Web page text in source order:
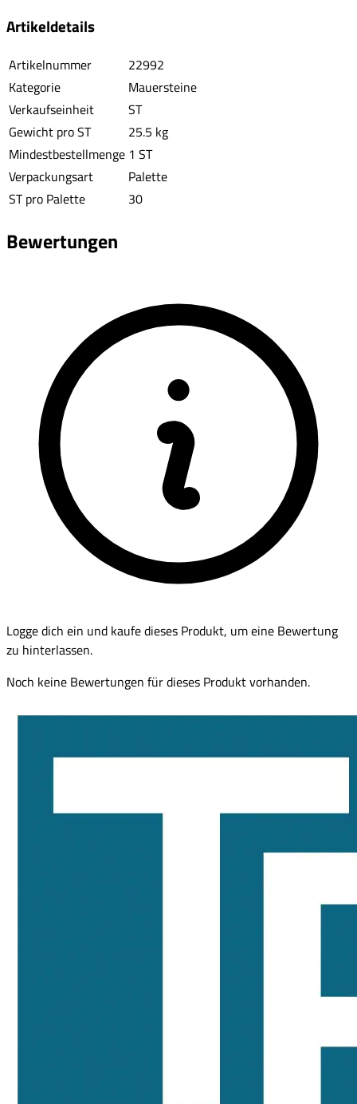
Artikeldetails
Artikelnummer
22992
Kategorie
Mauersteine
Verkaufseinheit
ST
Gewicht pro ST
25.5 kg
Mindestbestellmenge 1 ST
Verpackungsart
Palette
ST pro Palette
30
Bewertungen
Logge dich ein und kaufe dieses Produkt, um eine Bewertung
zu hinterlassen.
Noch keine Bewertungen für dieses Produkt vorhanden.